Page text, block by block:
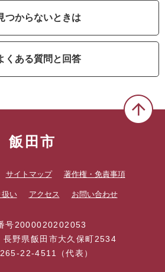
つからないときは
くある質問と回答
飯田市
サイトマップ 著作権・免責事項
い アクセス お問い合わせ
号2000020202053
野県飯田市大久保町2534
22-4511（代表）